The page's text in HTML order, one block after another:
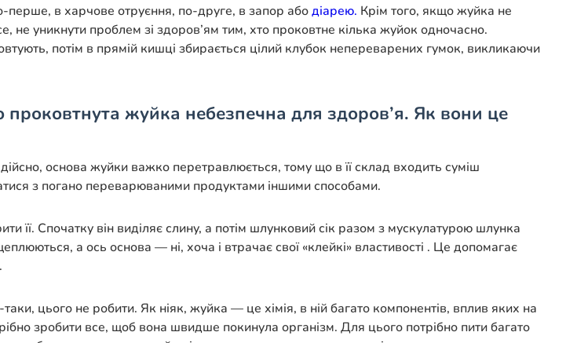
в харчове отруєння, по-друге, в запор абодіарею. Крім того, якщо жуйка не
не уникнути проблем зі здоров’ям тим, хто проковтне кілька жуйок одночасно.
потім в прямій кишці збирається цілий клубок непереварених гумок, викликаючи
жуйка небезпечна для здоров’я. Як вони це
основа жуйки важко перетравлюється, тому що в її склад входить суміш
з погано переварюваними продуктами іншими способами.
її. Спочатку він виділяє слину, а потім шлунковий сік разом з мускулатурою шлунка
а ось основа — ні, хоча і втрачає свої «клейкі» властивості . Це допомагає
цього не робити. Як ніяк, жуйка — це хімія, в ній багато компонентів, вплив яких на
зробити все, щоб вона швидше покинула організм. Для цього потрібно пити багато